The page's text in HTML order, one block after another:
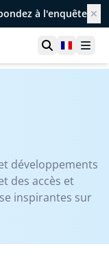
à l'enquête ✕
Ouvrir la
France
développements
des accès et
inspirantes sur